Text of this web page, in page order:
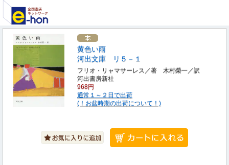
黄色い雨
河出文庫 リ５－１
フリオ・リャマサーレス／著 木村榮一／訳
河出書房新社
968円
通常１～２日で出荷
(！お盆時期の出荷について！)